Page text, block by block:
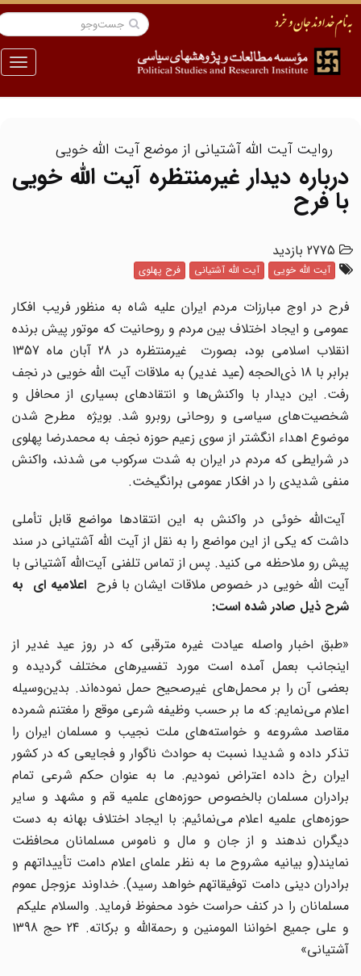
منو
روایت آیت الله آشتیانی از موضع آیت الله خویی
درباره دیدار غیرمنتظره آیت الله خویی
با فرح
2775 بازدید
آیت الله خویی آیت الله آشتیانی فرح پهلوی
فرح در اوج مبارزات مردم ایران علیه شاه به منظور فریب افکار
عمومی و ایجاد اختلاف بین مردم و روحانیت که موتور پیش برنده
انقلاب اسلامی بود، بصورت غیرمنتظره در 28 آبان ماه 1357
برابر با 18 ذی‌الحجه (عید غدیر) به ملاقات آیت الله خویی در نجف
رفت. این دیدار با واکنش‌ها و انتقادهای بسیاری از محافل و
شخصیت‌های سیاسی و روحانی روبرو شد. بویژه مطرح شدن
موضوع اهداء انگشتر از سوی زعیم حوزه نجف به محمدرضا پهلوی
در شرایطی که مردم در ایران به شدت سرکوب می شدند، واکنش
منفی شدیدی را در افکار عمومی برانگیخت.
آیت‌الله خوئی در واکنش به این انتقادها مواضع قابل تأملی
داشت که یکی از این مواضع را به نقل از آیت الله آشتیانی در سند
پیش رو ملاحظه می کنید. پس از تماس تلفنی آیت‌الله آشتیانی با
آیت الله خویی در خصوص ملاقات ایشان با فرحاعلامیه ای ‌ به
شرح ذیل صادر شده است:
«طبق اخبار واصله عیادت غیره مترقبی که در روز عید غدیر از
اینجانب بعمل آمده است مورد تفسیرهای مختلف گردیده و
بعضی آن را بر محمل‌های غیرصحیح حمل نموده‌اند. بدین‌وسیله
اعلام می‌نمایم: که ما بر حسب وظیفه شرعی موقع را مغتنم شمرده
مقاصد مشروعه و خواسته‌های ملت نجیب و مسلمان ایران را
تذکر داده و شدیدا نسبت به حوادث ناگوار و فجایعی که در کشور
ایران رخ داده اعتراض نمودیم. ما به عنوان حکم شرعی تمام
برادران مسلمان بالخصوص حوزه‌های علمیه قم و مشهد و سایر
حوزه‌های علمیه اعلام می‌نمائیم: با ایجاد اختلاف بهانه به دست
دیگران ندهند و از جان و مال و ناموس مسلمانان محافظت
نمایند(و بیانیه مشروح ما به نظر علمای اعلام دامت تأییداتهم و
برادران دینی دامت توفیقاتهم خواهد رسید). خداوند عزوجل عموم
مسلمانان را در کنف حراست خود محفوظ فرماید. والسلام علیکم
و علی جمیع اخواننا المومنین و رحمة‌الله و برکاته. 24 حج 1398
آشتیانی»